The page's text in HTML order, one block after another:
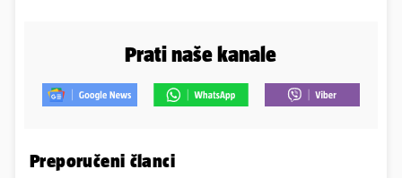
Prati naše kanale
Preporučeni članci